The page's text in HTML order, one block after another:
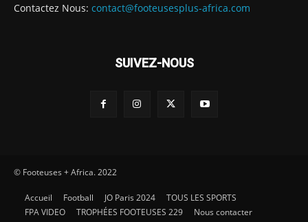
Contactez Nous: contact@footeusesplus-africa.com
SUIVEZ-NOUS
© Footeuses + Africa. 2022
Accueil Football JO Paris 2024
TOUS LES SPORTS
FPA VIDEO
TROPHÉES FOOTEUSES 229 Nous contacter